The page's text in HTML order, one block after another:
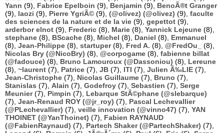
Yann (9), Fabrice Epelboin (9), Benjamin (9), BenoÃ®t Granger
(9), laozi (9), Pierre YgriÃ© (9), (@olivez) (@olivez) (9), faculte
des sciences de la nature et de la vie (9), gepettot (9),
arderbor elnot (9), Frederic (8), Marie (8), Yannick Lejeune (8),
stephane (8), BScache (8), Michel (8), Daniel (8), Emmanuel
(8), Jean-Philippe (8), startuper(8), Fred A. (8), @FredOu_
(8),
Nicolas Bry (@NicoBry) (8), @corpogame (8), fabienne billat
(@fadouce) (8), Bruno Lamouroux (@Dassoniou) (8), Lereune
(8), ~laurent (7), Patrice (7), JB (7), ITI (7), Julien Ã‰LIE (7),
Jean-Christophe (7), Nicolas Guillaume (7), Bruno (7),
Stanislas (7), Alain (7), Godefroy (7), Sebastien (7), Serge
Meunier(7), Pimpin (7), Lebarque StÃ©phane (@slebarque)
(7), Jean-Renaud ROY (@jr_roy) (7), Pascal Lechevallier
(@PLechevallier) (7), veille innovation (@vinno47) (7), YAN
THOINET (@YanThoinet) (7), Fabien RAYNAUD
(@FabienRaynaud) (7), Partech Shaker (@PartechShaker) (7),